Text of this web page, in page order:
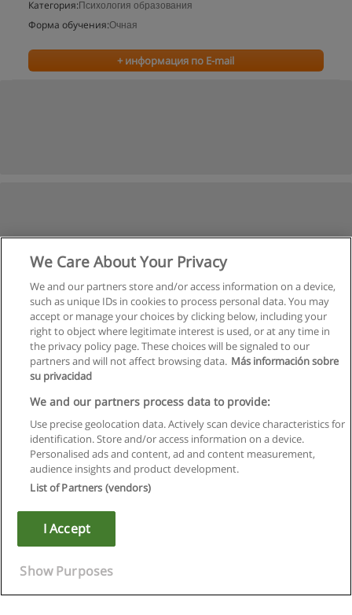
Категория: Психология образования
Форма обучения:Очная
+ информация по E-mail
Правила пользования
Конфиденциальность информации
Copyright © Educaedu Business S.L. - CIF : B-95610580: -
We Care About Your Privacy
We and our partners store and/or access information on a device,
such as unique IDs in cookies to process personal data. You may
accept or manage your choices by clicking below, including your
right to object where legitimate interest is used, or at any time in
the privacy policy page. These choices will be signaled to our
partners and will not affect browsing data. Más información sobre
su privacidad
We and our partners process data to provide:
Use precise geolocation data. Actively scan device characteristics for
identification. Store and/or access information on a device.
Personalised ads and content, ad and content measurement,
audience insights and product development.
List of Partners (vendors)
I Accept
Show Purposes